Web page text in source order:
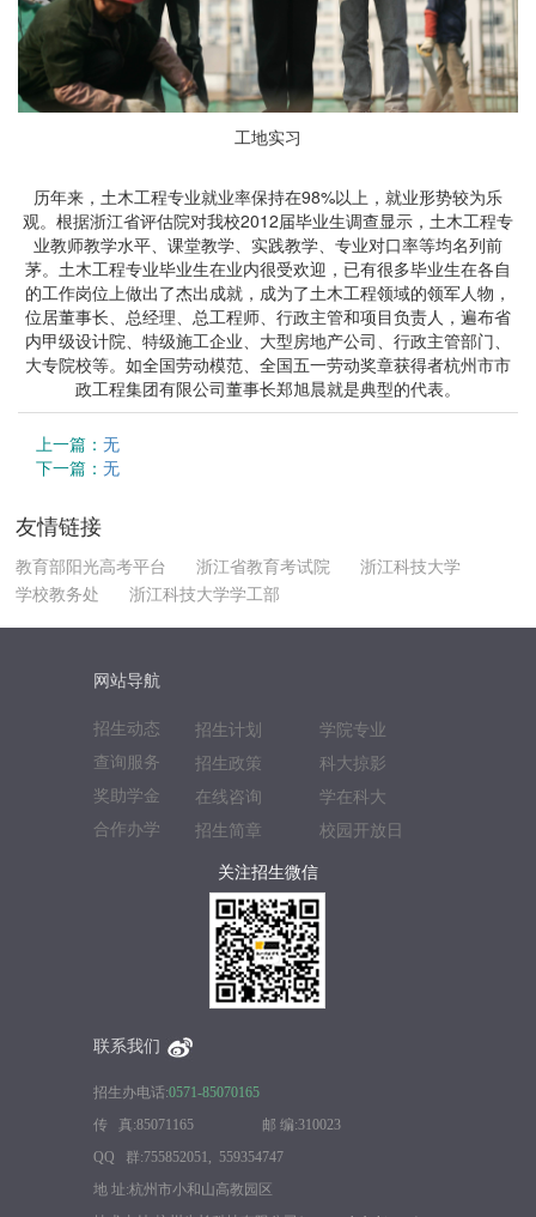
工地实习
历年来，土木工程专业就业率保持在98%以上，就业形势较为乐
观。根据浙江省评估院对我校2012届毕业生调查显示，土木工程专
业教师教学水平、课堂教学、实践教学、专业对口率等均名列前
茅。土木工程专业毕业生在业内很受欢迎，已有很多毕业生在各自
的工作岗位上做出了杰出成就，成为了土木工程领域的领军人物，
位居董事长、总经理、总工程师、行政主管和项目负责人，遍布省
内甲级设计院、特级施工企业、大型房地产公司、行政主管部门、
大专院校等。如全国劳动模范、全国五一劳动奖章获得者杭州市市
政工程集团有限公司董事长郑旭晨就是典型的代表。
上一篇： 无
下一篇： 无
友情链接
教育部阳光高考平台 浙江省教育考试院
浙江科技大学
学校教务处
浙江科技大学学工部
网站导航
招生动态
查询服务
奖助学金
合作办学
招生计划
招生政策
在线咨询
招生简章
学院专业
科大掠影
学在科大
校园开放日
关注招生微信
联系我们
招生办电话:0571-85070165
传 真:85071165 邮 编:310023
QQ 群:755852051, 559354747
地 址:杭州市小和山高教园区